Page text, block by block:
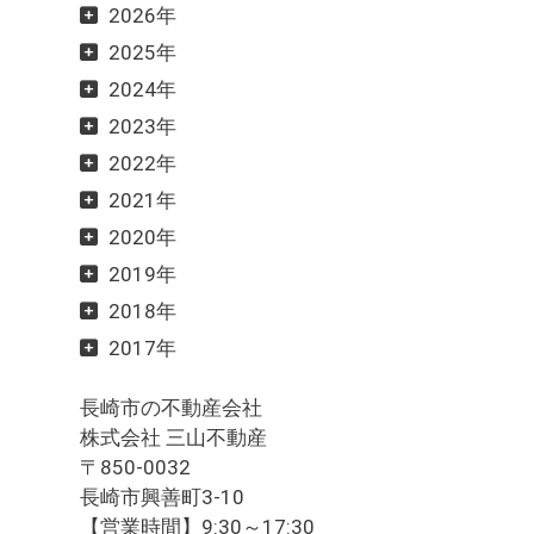
2026年
2025年
2024年
2023年
2022年
2021年
2020年
2019年
2018年
2017年
長崎市の不動産会社
株式会社 三山不動産
〒850-0032
長崎市興善町3-10
【営業時間】9:30～17:30